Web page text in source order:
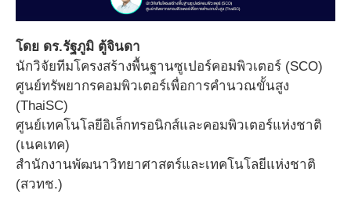
โดย ดร.รัฐภูมิ ตู้จินดา
นักวิจัยทีมโครงสร้างพื้นฐานซูเปอร์คอมพิวเตอร์ (SCO)
ศูนย์ทรัพยากรคอมพิวเตอร์เพื่อการคำนวณขั้นสูง
(ThaiSC)
ศูนย์เทคโนโลยีอิเล็กทรอนิกส์และคอมพิวเตอร์แห่งชาติ
(เนคเทค)
สำนักงานพัฒนาวิทยาศาสตร์และเทคโนโลยีแห่งชาติ
(สวทช.)